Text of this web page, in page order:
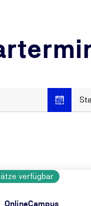
verfügbar
OnlineCampus